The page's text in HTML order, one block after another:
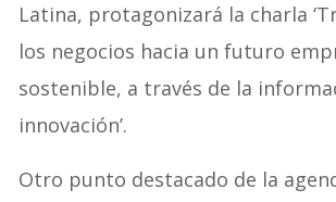
Latina, protagonizará la charla
los negocios hacia un futuro
sostenible, a través de la
innovación’.
Otro punto destacado de la